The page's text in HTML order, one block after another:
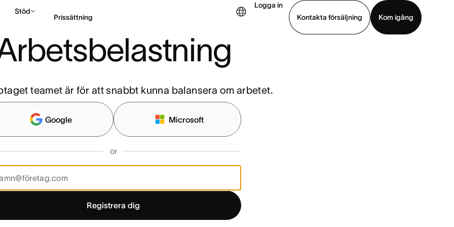
Stöd
Prissättning
Logga in
Kontakta försäljning
Kom igång
Kontakta försäljning Visa demo
teamet är för att snabbt kunna balansera om arbetet.
Google Microsoft
or
Registrera dig